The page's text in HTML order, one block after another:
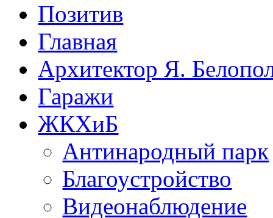
Позитив
Главная
Архитектор Я.
Гаражи
ЖКХиБ
Антинародный парк
Благоустройство
Видеонаблюдение